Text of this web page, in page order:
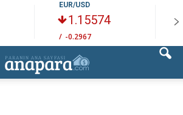
EUR/USD
1.15574
/ -0.2967